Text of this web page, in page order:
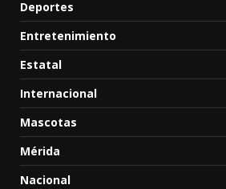
Deportes
Entretenimiento
Estatal
Internacional
Mascotas
Mérida
Nacional